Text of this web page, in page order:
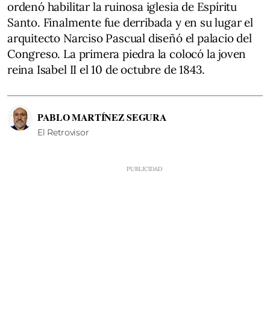
ordenó habilitar la ruinosa iglesia de Espíritu
Santo. Finalmente fue derribada y en su lugar el
arquitecto Narciso Pascual diseñó el palacio del
Congreso. La primera piedra la colocó la joven
reina Isabel II el 10 de octubre de 1843.
PABLO MARTÍNEZ SEGURA
El Retrovisor